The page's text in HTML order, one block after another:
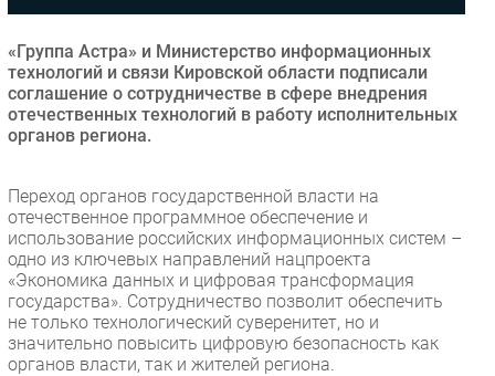
Инновации
CIO/Управление ИТ
Гаджеты
РАЗДЕЛЫ
Новости
Аналитика
Интервью
Мероприятия
«Группа Астра» и Министерство информационных
технологий и связи Кировской области подписали
соглашение о сотрудничестве в сфере внедрения
отечественных технологий в работу исполнительных
органов региона.
Переход органов государственной власти на
отечественное программное обеспечение и
использование российских информационных систем –
одно из ключевых направлений нацпроекта
«Экономика данных и цифровая трансформация
государства». Сотрудничество позволит обеспечить
не только технологический суверенитет, но и
значительно повысить цифровую безопасность как
органов власти, так и жителей региона.